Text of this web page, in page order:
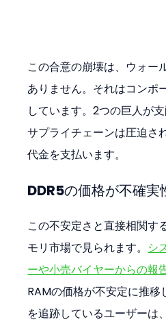
この合意の崩壊は、ウォー
ありません。それはコンポ
しています。2つの巨人が
サプライチェーンは圧迫さ
代金を支払います。
DDR5の価格が不確実
この不安定さと直接相関す
モリ市場で見られます。 シ
ーや小売バイヤーからの報
RAMの価格が不安定に推
を追跡しているユーザーは